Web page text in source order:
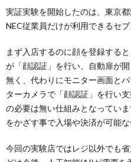
実証実験を開始したのは、東京
NEC従業員だけが利用できるセ
まず入店するのに顔を登録する
が「顔認証」を行い、自動扉が
無く、代わりにモニター画面と
ターカメラで「顔認証」を行い
の必要は無い仕組みとなってい
をかざす事で入場や決済が可能
今回の実験店ではレジ以外でも